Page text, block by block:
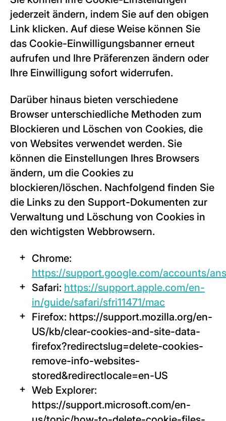
jederzeit ändern, indem Sie auf den obigen
Link klicken. Auf diese Weise können Sie
das Cookie-Einwilligungsbanner erneut
aufrufen und Ihre Präferenzen ändern oder
Ihre Einwilligung sofort widerrufen.
Darüber hinaus bieten verschiedene
Browser unterschiedliche Methoden zum
Blockieren und Löschen von Cookies, die
von Websites verwendet werden. Sie
können die Einstellungen Ihres Browsers
ändern, um die Cookies zu
blockieren/löschen. Nachfolgend finden Sie
die Links zu den Support-Dokumenten zur
Verwaltung und Löschung von Cookies in
den wichtigsten Webbrowsern.
Chrome:
https://support.google.com/accounts/
Safari: https://support.apple.com/en-
in/guide/safari/sfri11471/mac
Firefox: https://support.mozilla.org/en-
US/kb/clear-cookies-and-site-data-
firefox?redirectslug=delete-cookies-
remove-info-websites-
stored&redirectlocale=en-US
Web Explorer:
https://support.microsoft.com/en-